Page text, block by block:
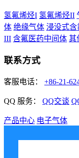
氢氟烯烃I 氢氟烯烃II
体 绝缘气体 浸没式含
III 含氟医药中间体 其
联系方式
客服电话： +86-21-
QQ 服务： QQ交谈
产品中心 电子气体